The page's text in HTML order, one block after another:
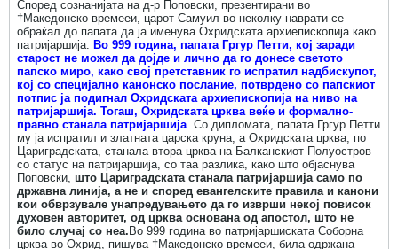
Според сознанијата на д-р Поповски, презентирани во
†Македонско времееи, царот Самуил во неколку наврати се
обраќал до папата да ја именува Охридската архиепископија како
патријаршија. Во 999 година, папата Гргур Петти, кој заради
старост не можел да дојде и лично да го донесе светото
папско миро, како свој претставник го испратил надбискупот,
кој со специјално канонско послание, потврдено со папскиот
потпис ја подигнал Охридската архиепископија на ниво на
патријаршија. Тогаш, Охридската црква веќе и формално-
правно станала патријаршија. Со дипломата, папата Гргур Петти
му ја испратил и златната царска круна, а Охридската црква, по
Цариградската, станала втора црква на Балканскиот Полуостров
со статус на патријаршија, со таа разлика, како што објаснува
Поповски, што Цариградската станала патријаршија само по
државна линија, а не и според евангелските правила и канони
кои обврзувале унапредувањето да го изврши некој повисок
духовен авторитет, од црква основана од апостол, што не
било случај со неа. Во 999 година во патријаршиската Соборна
црква во Охрид, пишува †Македонско времееи, била одржана